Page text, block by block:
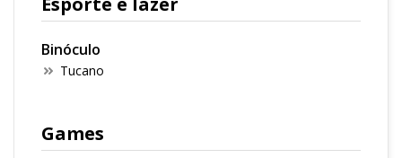
Binóculo
Tucano
Games